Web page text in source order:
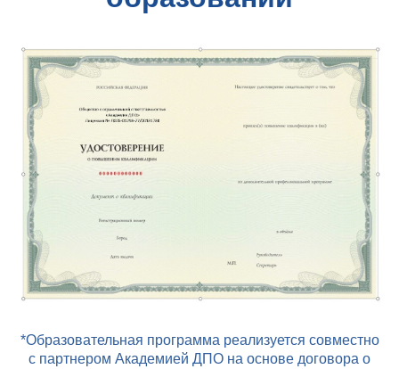
*Образовательная программа реализуется совместно
с партнером Академией ДПО на основе договора о